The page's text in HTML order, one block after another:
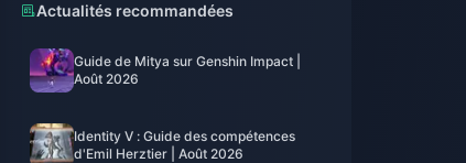
Actualités recommandées
Guide de Mitya sur Genshin Impact |
Août 2026
Identity V : Guide des compétences
d'Emil Herztier | Août 2026